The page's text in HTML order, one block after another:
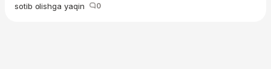
sotib olishga yaqin
0